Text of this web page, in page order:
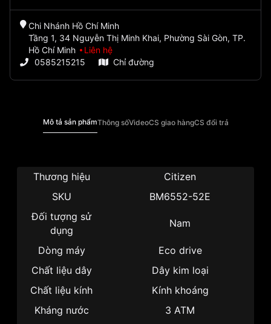
Chi Nhánh Hồ Chí Minh
Tầng 1, 34 Nguyễn Thị Minh Khai, Phường Sài Gòn, TP.
Hồ Chí Minh
Liên hệ
0585215215
Chỉ đường
Mô tả sản phẩmThông sốVideoCS giao hàngCS đổi trả
Thương hiệu
Citizen
SKU
BM6552-52E
Đối tượng sử
dụng
Nam
Dòng máy
Eco drive
Chất liệu dây
Dây kim loại
Chất liệu kính
Kính khoáng
Kháng nước
3 ATM